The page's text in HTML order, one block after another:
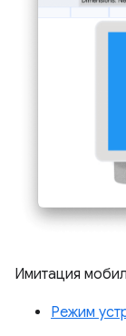
Имитация
Режим